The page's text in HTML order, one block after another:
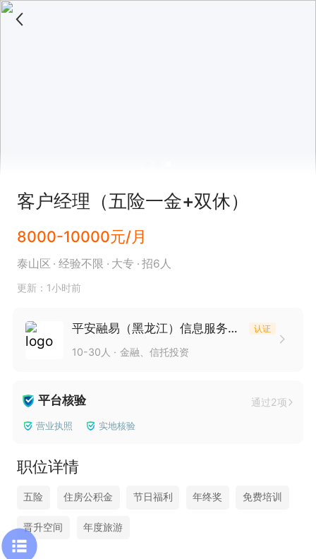
客户经理（五险一金+双休）
8000-10000元/月
泰山区 经验不限 大专 招6人
更新：1小时前
平安融易（黑龙江）信息服务有限公司泰安分公司 认证
10-30人 金融、信托投资
平台核验 通过2项
营业执照 实地核验
职位详情
五险 住房公积金 节日福利 年终奖 免费培训
晋升空间 年度旅游